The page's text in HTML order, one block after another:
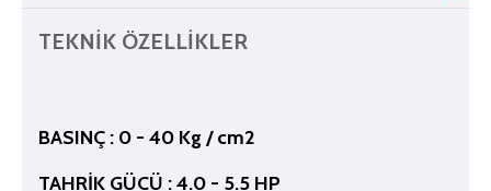
TEKNİK ÖZELLİKLER
BASINÇ : 0 - 40 Kg / cm2
TAHRİK GÜCÜ : 4.0 - 5.5 HP